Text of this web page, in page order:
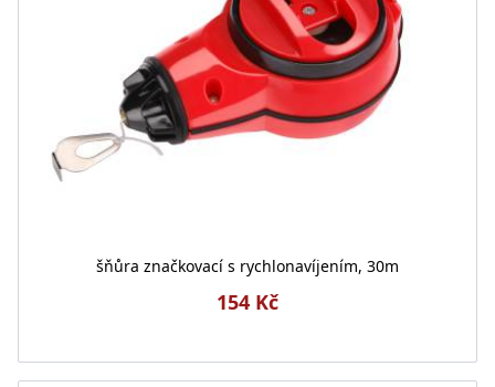
šňůra značkovací s rychlonavíjením, 30m
154 Kč